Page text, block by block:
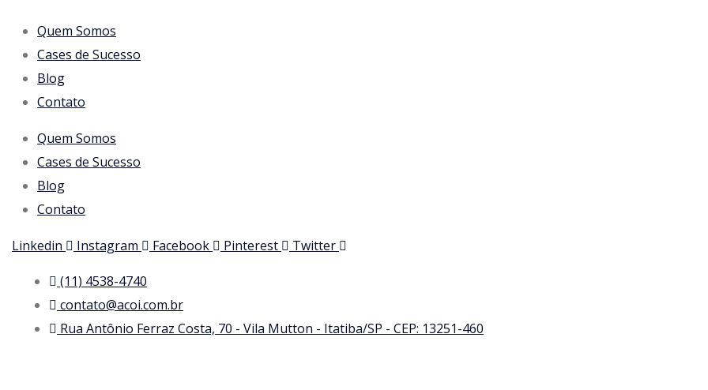
Quem Somos
Cases de Sucesso
Blog
Contato
Quem Somos
Cases de Sucesso
Blog
Contato
Linkedin Instagram Facebook Pinterest Twitter
(11) 4538-4740
contato@acoi.com.br
Rua Antônio Ferraz Costa, 70 - Vila Mutton - Itatiba/SP - CEP: 13251-460